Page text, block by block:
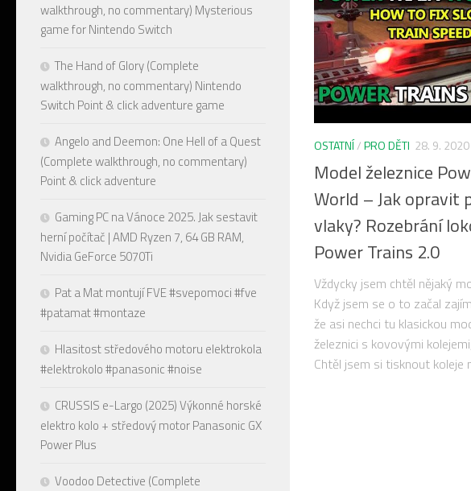
OSTATNÍ/PRO DĚTI 28. 9. 2020
Model železnice
World – Jak opravit
vlaky? Rozebrání
Power Trains 2.0
Vždycky jsem chtěl nějaký
Když jsem se o to začal
že asi nechci tu klasickou
železnici s kovovými
Chtěl jsem si tisknout koleje
walkthrough, no commentary) Mysterious
game for Nintendo Switch
The Hand of Glory (Complete
walkthrough, no commentary) Nintendo
Switch Point & click adventure game
Angelo and Deemon: One Hell of a Quest
(Complete walkthrough, no commentary)
Point & click adventure
Gaming PC na Vánoce 2025. Jak sestavit
herní počítač | AMD Ryzen 7, 64 GB RAM,
Nvidia GeForce 5070Ti
Pat a Mat montují FVE #svepomoci #fve
#patamat #montaze
Hlasitost středového motoru elektrokola
#elektrokolo #panasonic #noise
CRUSSIS e-Largo (2025) Výkonné horské
elektro kolo + středový motor Panasonic GX
Power Plus
Voodoo Detective (Complete